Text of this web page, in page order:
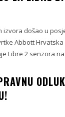
izvora došao u
Abbott Hrvatska
Libre 2 senzora na